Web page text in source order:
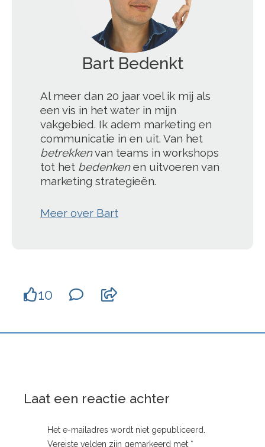
';
Bart Bedenkt
Al meer dan 20 jaar voel ik mij als
een vis in het water in mijn
vakgebied. Ik adem marketing en
communicatie in en uit. Van het
betrekkenvan teams in workshops
tot het bedenkenen uitvoeren van
marketing strategieën.
Meer over Bart
10
Laat een reactie achter
Het e-mailadres wordt niet gepubliceerd.
Vereiste velden zijn gemarkeerd met *